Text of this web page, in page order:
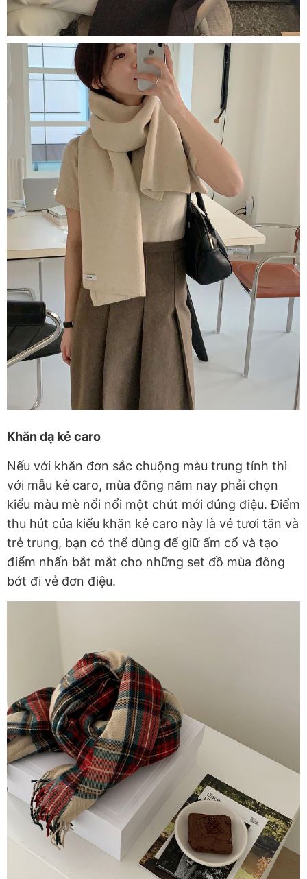
Khăn dạ kẻ caro
Nếu với khăn đơn sắc chuộng màu trung tính thì
với mẫu kẻ caro, mùa đông năm nay phải chọn
kiểu màu mè nổi nổi một chút mới đúng điệu. Điểm
thu hút của kiểu khăn kẻ caro này là vẻ tươi tắn và
trẻ trung, bạn có thể dùng để giữ ấm cổ và tạo
điểm nhấn bắt mắt cho những set đồ mùa đông
bớt đi vẻ đơn điệu.